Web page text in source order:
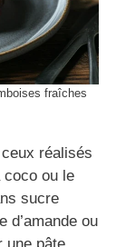
fraîches
réalisés
coco ou le
sucre
d’amande ou